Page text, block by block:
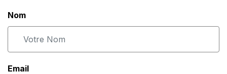
Nom
Email